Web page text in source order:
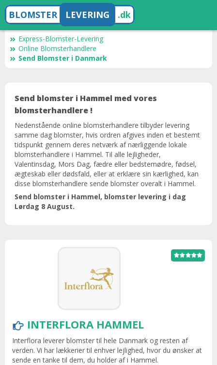
BLOMSTER LEVERING .dk
Express-Blomster-Levering
Online Blomsterhandlere
Send Blomster i Danmark
Send blomster i Hammel med vores
blomsterhandlere !
Nedenstående online blomsterhandlere tilbyder levering
samme dag blomster, hvis ordren afgives inden et bestemt
tidspunkt gennem deres netværk af nærliggende lokale
blomsterhandlere i Hammel. Til alle lejligheder,
Valentinsdag, Mors Dag, fædre eller bedstemødre, fødsel,
ægteskab eller dødsfald, eller at erklære sin kærlighed, kan
disse blomsterhandlere sende blomster overalt i Hammel.
Send blomster i Hammel, blomster levering i dag ​​
Lørdag 8 August.
INTERFLORA HAMMEL
Interflora leverer blomster til hele Danmark og resten af
verden. Vi har lækkerier til enhver lejlighed, hvor du ønsker at
sende en tanke til dem, du holder af i Hammel.